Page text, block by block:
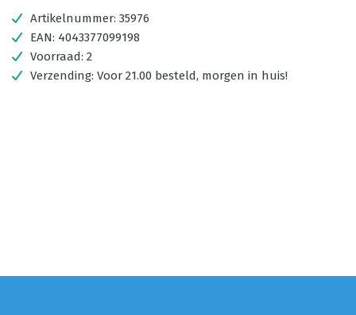
Artikelnummer: 35976
EAN: 4043377099198
Voorraad: 2
Verzending: Voor 21.00 besteld, morgen in huis!